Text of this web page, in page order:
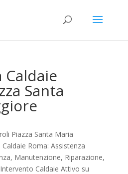
Caldaie
Santa
Piazza Santa Maria
Roma: Assistenza
Manutenzione, Riparazione,
Caldaie Attivo su